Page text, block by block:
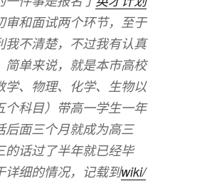
审和面试两个环节，至于
我不清楚，不过我有认真
简单来说，就是本市高校
学、物理、化学、生物以
个科目）带高一学生一年
后面三个月就成为高三
的话过了半年就已经毕
详细的情况，记载到wiki/